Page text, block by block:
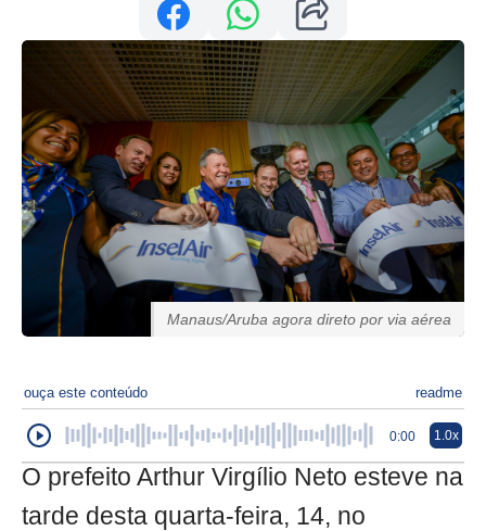
Manaus/Aruba agora direto por via aérea
ouça este conteúdo readme
0:00 1.0x
O prefeito Arthur Virgílio Neto esteve na
tarde desta quarta-feira, 14, no